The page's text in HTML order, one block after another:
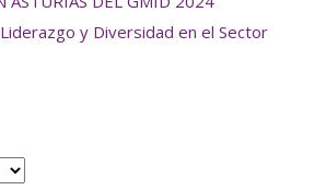
y Diversidad en el Sector